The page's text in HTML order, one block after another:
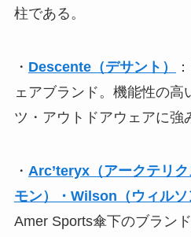
柱である。
・ Descente（デサント）
ェアブランド。機能性の高
ツ・アウトドアウェアに強
・ Arc’teryx（アークテリ
モン）・Wilson（ウィルソ
Amer Sports傘下のブラン